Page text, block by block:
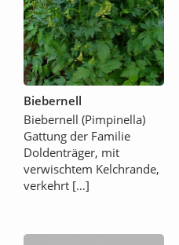
Biebernell
Biebernell (Pimpinella)
Gattung der Familie
Doldenträger, mit
verwischtem Kelchrande,
verkehrt […]